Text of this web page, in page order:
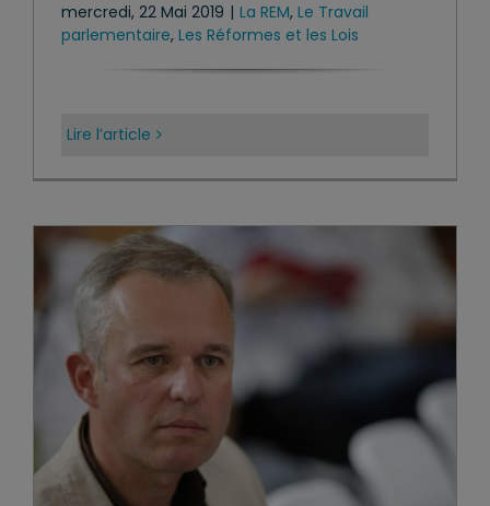
mercredi, 22 Mai 2019 | La REM, Le Travail
parlementaire, Les Réformes et les Lois
Lire l’article